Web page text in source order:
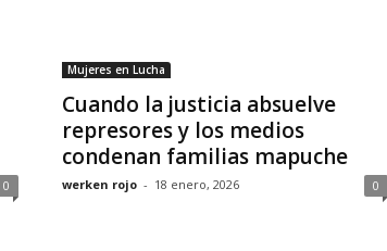
0
Mujeres en Lucha
Cuando la justicia absuelve
represores y los medios
condenan familias mapuche
werken rojo - 18 enero, 2026 0